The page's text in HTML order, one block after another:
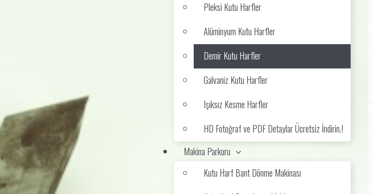
Pleksi Kutu Harfler
Alüminyum Kutu Harfler
Demir Kutu Harfler
Galvaniz Kutu Harfler
Işıksız Kesme Harfler
HD Fotoğraf ve PDF Detaylar Ücretsiz İndirin.!
Makina Parkuru
Kutu Harf Bant Dönme Makinası